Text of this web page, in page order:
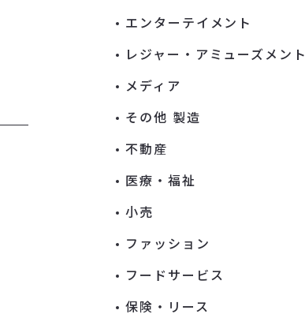
エンターテイメント
レジャー・アミューズメント
メディア
その他 製造
不動産
医療・福祉
小売
ファッション
フードサービス
保険・リース